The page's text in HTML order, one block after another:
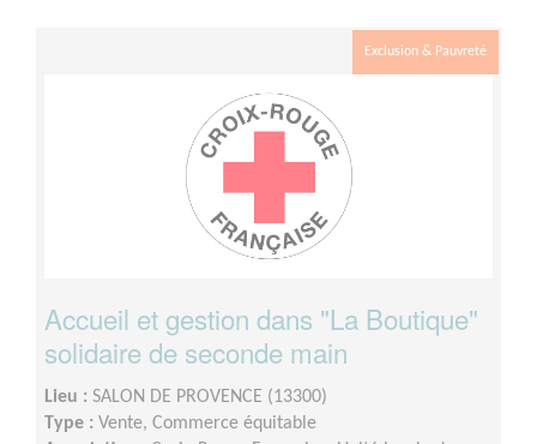
Exclusion & Pauvreté
Accueil et gestion dans "La Boutique"
solidaire de seconde main
Lieu : SALON DE PROVENCE (13300)
Type : Vente, Commerce équitable